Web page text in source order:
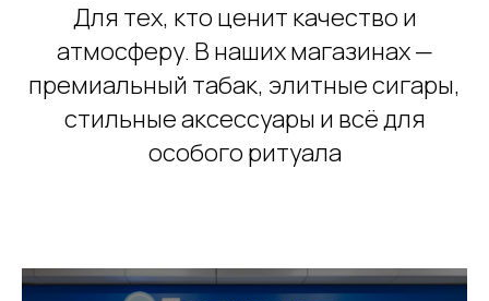
Для тех, кто ценит качество и
атмосферу. В наших магазинах —
премиальный табак, элитные сигары,
стильные аксессуары и всё для
особого ритуала